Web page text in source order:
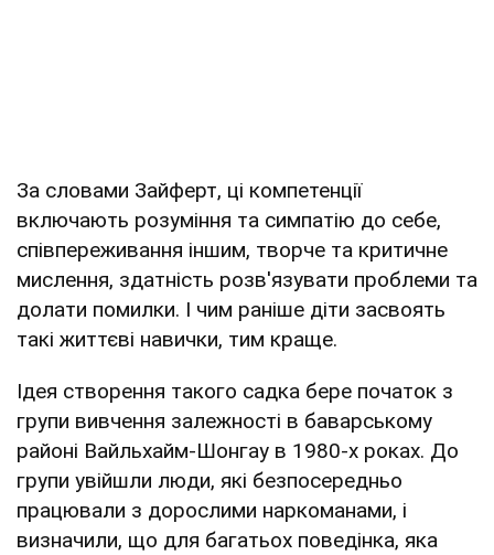
За словами Зайферт, ці компетенції
включають розуміння та симпатію до себе,
співпереживання іншим, творче та критичне
мислення, здатність розв'язувати проблеми та
долати помилки. І чим раніше діти засвоять
такі життєві навички, тим краще.
Ідея створення такого садка бере початок з
групи вивчення залежності в баварському
районі Вайльхайм-Шонгау в 1980-х роках. До
групи увійшли люди, які безпосередньо
працювали з дорослими наркоманами, і
визначили, що для багатьох поведінка, яка